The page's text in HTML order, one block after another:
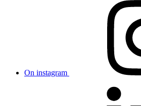
On instagram